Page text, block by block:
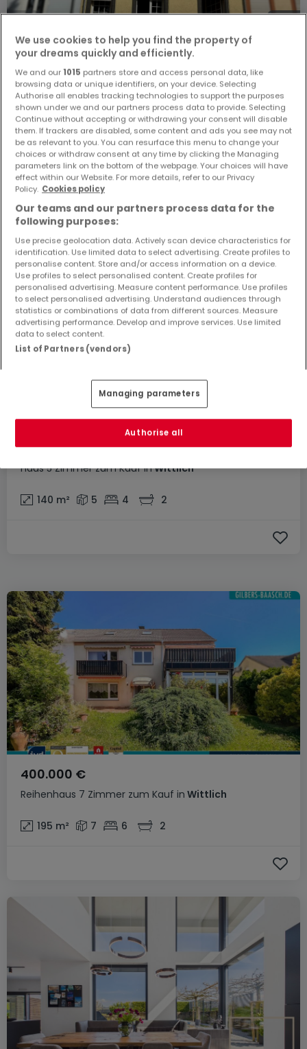
Reihenhaus 5 Zimmer zum Kauf inWittlich
220.000 €
140 m² 5
Haus 5 Zimmer zum Kauf inWittlich
465.000 €
140 m² 5 4 2
Reihenhaus 7 Zimmer zum Kauf in Wittlich
400.000 €
195 m² 7 6 2
We use cookies to help you find the property of
your dreams quickly and efficiently.
We and our 1015 partners store and access personal data, like
browsing data or unique identifiers, on your device. Selecting
Authorise all enables tracking technologies to support the purposes
shown under we and our partners process data to provide. Selecting
Continue without accepting or withdrawing your consent will disable
them. If trackers are disabled, some content and ads you see may not
be as relevant to you. You can resurface this menu to change your
choices or withdraw consent at any time by clicking the Managing
parameters link on the bottom of the webpage. Your choices will have
effect within our Website. For more details, refer to our Privacy
Policy. Cookies policy
Our teams and our partners process data for the
following purposes:
Use precise geolocation data. Actively scan device characteristics for
identification. Use limited data to select advertising. Create profiles to
personalise content. Store and/or access information on a device.
Use profiles to select personalised content. Create profiles for
personalised advertising. Measure content performance. Use profiles
to select personalised advertising. Understand audiences through
statistics or combinations of data from different sources. Measure
advertising performance. Develop and improve services. Use limited
data to select content.
List of Partners (vendors)
Managing parameters
Authorise all